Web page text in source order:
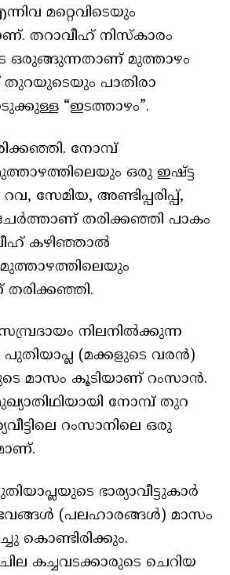
മറ്റെവിടെയും
തറാവീഹ് നിസ്കാരം
ഒരുങ്ങുന്നതാണ് മുത്താഴം
പാതിരാ
“ഇടത്താഴം”.
നോമ്പ്
ഒരു ഇഷ്ട്ട
സേമിയ, അണ്ടിപ്പരിപ്പ്,
തരിക്കഞ്ഞി പാകം
കഴിഞ്ഞാൽ
തരിക്കഞ്ഞി.
നിലനില്‍ക്കുന്ന
(മക്കളുടെ വരൻ)
മാസം കൂടിയാണ് റംസാൻ.
നോമ്പ് തുറ
റംസാനിലെ ഒരു
ഭാര്യാവീട്ടുകാർ
(പലഹാരങ്ങൾ) മാസം
കൊണ്ടിരിക്കും.
കച്ചവടക്കാരുടെ ചെറിയ